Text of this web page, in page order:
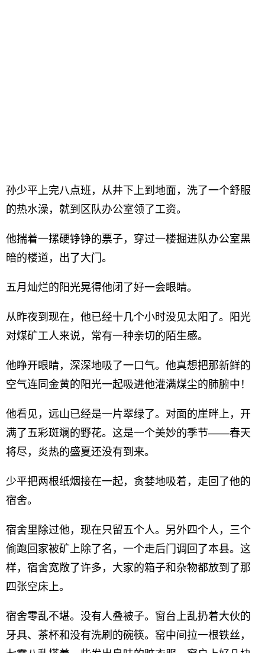
孙少平上完八点班，从井下上到地面，洗了一个舒服
的热水澡，就到区队办公室领了工资。
他揣着一摞硬铮铮的票子，穿过一楼掘进队办公室黑
暗的楼道，出了大门。
五月灿烂的阳光晃得他闭了好一会眼睛。
从昨夜到现在，他已经十几个小时没见太阳了。阳光
对煤矿工人来说，常有一种亲切的陌生感。
他睁开眼睛，深深地吸了一口气。他真想把那新鲜的
空气连同金黄的阳光一起吸进他灌满煤尘的肺腑中！
他看见，远山已经是一片翠绿了。对面的崖畔上，开
满了五彩斑斓的野花。这是一个美妙的季节——春天
将尽，炎热的盛夏还没有到来。
少平把两根纸烟接在一起，贪婪地吸着，走回了他的
宿舍。
宿舍里除过他，现在只留五个人。另外四个人，三个
偷跑回家被矿上除了名，一个走后门调回了本县。这
样，宿舍宽敞了许多，大家的箱子和杂物都放到了那
四张空床上。
宿舍零乱不堪。没有人叠被子。窗台上乱扔着大伙的
牙具、茶杯和没有洗刷的碗筷。窑中间拉一根铁丝，